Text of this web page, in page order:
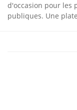
d'occasion pour les
publiques. Une